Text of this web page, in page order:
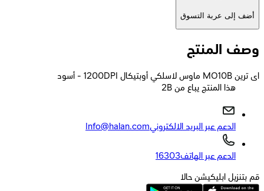
أضف إلى عربة التسوق
وصف المنتج
اى ترين MO10B ماوس لاسلكي أوبتيكال 1200DPI - أسود
2B هذا المنتج يباع من
الدعم عبر البريد الالكترونيInfo@halan.com
الدعم عبر الهاتف16303
قم بتنزيل ابليكيشن حالا